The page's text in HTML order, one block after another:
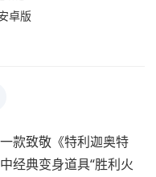
卓版
款致敬《特利迦奥特
经典变身道具“胜利火